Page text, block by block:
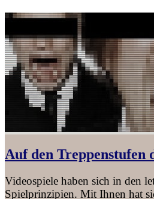
Auf den Treppenstufen
Videospiele haben sich in den
Spielprinzipien. Mit Ihnen hat